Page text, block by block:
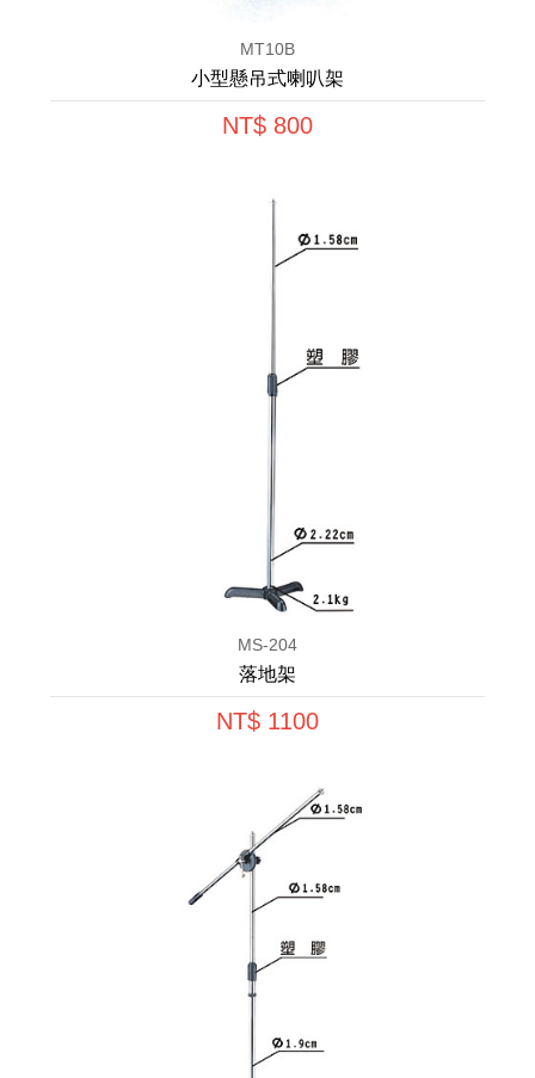
MT10B
小型懸吊式喇叭架
NT$ 800
MS-204
落地架
NT$ 1100